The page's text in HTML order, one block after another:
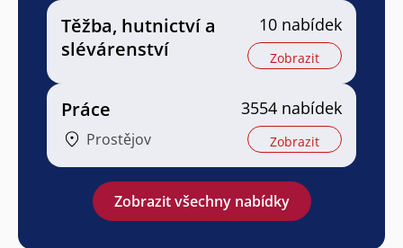
Těžba, hutnictví a
slévárenství
10 nabídek
Zobrazit
Práce
Prostějov
3554 nabídek
Zobrazit
Zobrazit všechny nabídky